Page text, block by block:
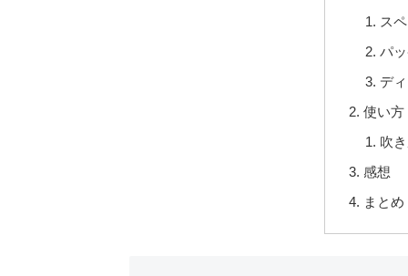
ス
パ
デ
使い方
吹
感想
まとめ